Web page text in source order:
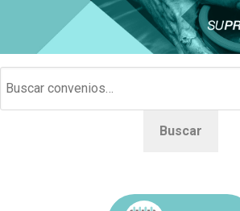
Buscar